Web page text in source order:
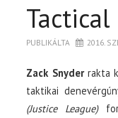
PUBLIKÁLTA 2016.
Zack Snyderrakta
taktikai
(Justice League)